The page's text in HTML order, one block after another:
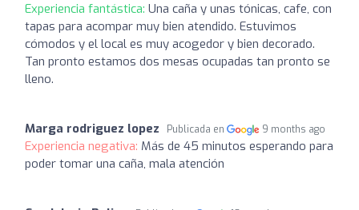
Experiencia fantástica: Una caña y unas tónicas, cafe, con
tapas para acompar muy bien atendido. Estuvimos
cómodos y el local es muy acogedor y bien decorado.
Tan pronto estamos dos mesas ocupadas tan pronto se
lleno.
Marga rodriguez lopez Publicada en 9 months ago
Experiencia negativa: Más de 45 minutos esperando para
poder tomar una caña, mala atención